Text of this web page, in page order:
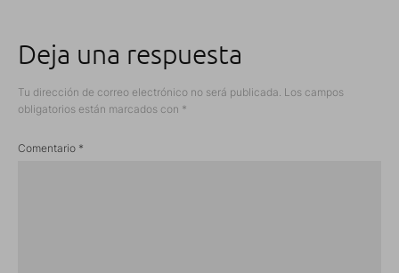
Deja una respuesta
Tu dirección de correo electrónico no será publicada. Los campos
obligatorios están marcados con *
Comentario *